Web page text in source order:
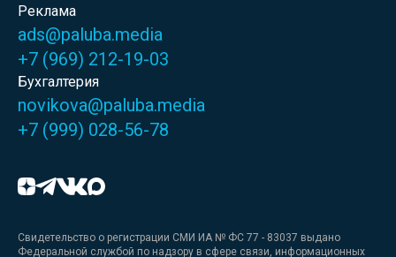
Реклама
ads@paluba.media
+7 (969) 212-19-03
Бухгалтерия
novikova@paluba.media
+7 (999) 028-56-78
Свидетельство о регистрации СМИ ИА № ФС 77 - 83037 выдано
Федеральной службой по надзору в сфере связи, информационных